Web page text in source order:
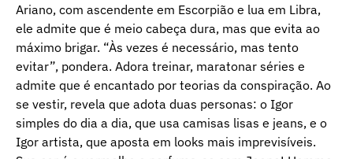
Ariano, com ascendente em Escorpião e lua em Libra,
ele admite que é meio cabeça dura, mas que evita ao
máximo brigar. “Às vezes é necessário, mas tento
evitar”, pondera. Adora treinar, maratonar séries e
admite que é encantado por teorias da conspiração. Ao
se vestir, revela que adota duas personas: o Igor
simples do dia a dia, que usa camisas lisas e jeans, e o
Igor artista, que aposta em looks mais imprevisíveis.